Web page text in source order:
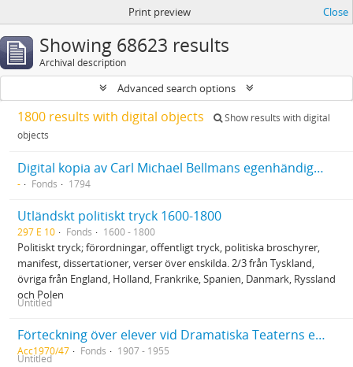
Print preview Close
Showing 68623 results
Archival description
Advanced search options
1800 results with digital objects
Show results with digital
objects
Digital kopia av Carl Michael Bellmans egenhändiga levernesbeskrivning (Kopia av original på Finlands Nationalmuseum)
- Fonds 1794
Utländskt politiskt tryck 1600-1800
297 E 10 Fonds 1600 - 1800
Politiskt tryck; förordningar, offentligt tryck, politiska broschyrer,
manifest, dissertationer, verser över enskilda. 2/3 från Tyskland,
övriga från England, Holland, Frankrike, Spanien, Danmark, Ryssland
och Polen
Untitled
Förteckning över elever vid Dramatiska Teaterns elevskola
Acc1970/47 Fonds 1907 - 1955
Untitled